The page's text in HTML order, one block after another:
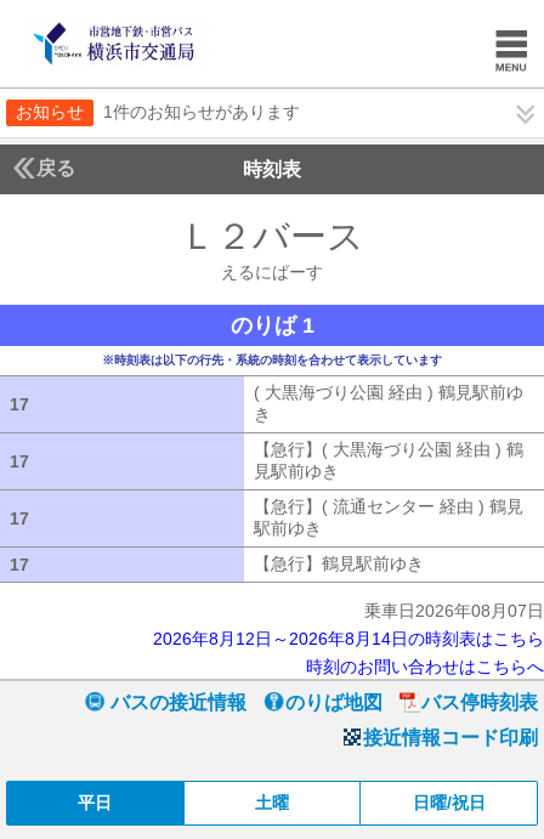
お知らせ 1件のお知らせがあります
戻る 時刻表
Ｌ２バース
えるにばーす
のりば 1
※時刻表は以下の行先・系統の時刻を合わせて表示しています
17
( 大黒海づり公園 経由 ) 鶴見駅前ゆ
き
17
【急行】( 大黒海づり公園 経由 ) 鶴
見駅前ゆき
17
【急行】( 流通センター 経由 ) 鶴見
駅前ゆき
17
【急行】鶴見駅前ゆき
乗車日2026年08月07日
2026年8月12日～2026年8月14日の時刻表はこちら
時刻のお問い合わせはこちらへ
バスの接近情報 のりば地図
バス停時刻表
接近情報コード印刷
平日 土曜 日曜/祝日